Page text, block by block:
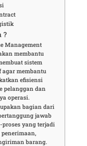
?
Management
membantu
sistem
membantu
efisiensi
pelanggan dan
operasi.
bagian dari
jawab
yang terjadi
barang.